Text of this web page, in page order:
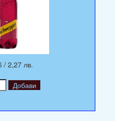
/ 2,27 лв.